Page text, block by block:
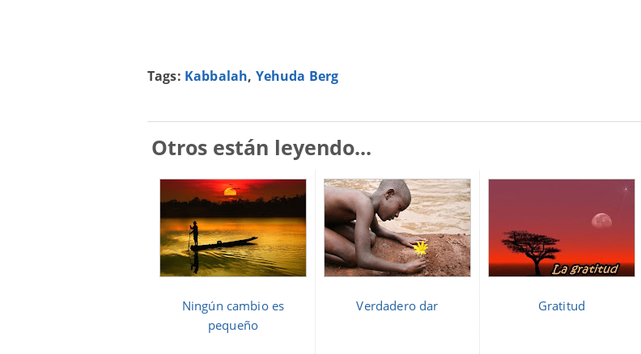
Tags: Kabbalah, Yehuda Berg
Otros están leyendo...
Ningún cambio es
pequeño
Verdadero dar Gratitud